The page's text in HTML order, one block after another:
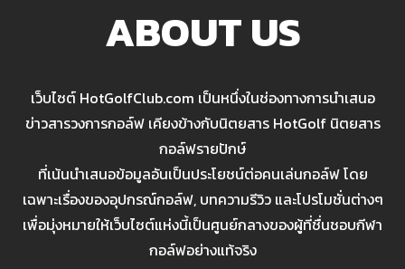
ABOUT US
เว็บไซต์ HotGolfClub.com เป็นหนึ่งในช่องทางการนำเสนอ
ข่าวสารวงการกอล์ฟ เคียงข้างกับนิตยสาร HotGolf นิตยสาร
กอล์ฟรายปักษ์
ที่เน้นนำเสนอข้อมูลอันเป็นประโยชน์ต่อคนเล่นกอล์ฟ โดย
เฉพาะเรื่องของอุปกรณ์กอล์ฟ, บทความรีวิว และโปรโมชั่นต่างๆ
เพื่อมุ่งหมายให้เว็บไซต์แห่งนี้เป็นศูนย์กลางของผู้ที่ชื่นชอบกีฬา
กอล์ฟอย่างแท้จริง